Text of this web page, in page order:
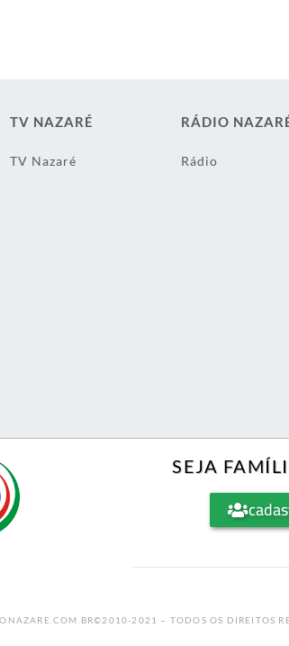
TV NAZARÉ
TV Nazaré
RÁDIO
Rádio
SEJA
2021 – TODOS OS DIREITOS